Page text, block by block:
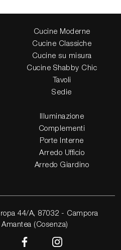
Cucine Moderne
Cucine Classiche
Cucine su misura
Cucine Shabby Chic
Tavoli
Sedie
Illuminazione
Complementi
Porte Interne
Arredo Ufficio
Arredo Giardino
44/A, 87032 - Campora
(Cosenza)